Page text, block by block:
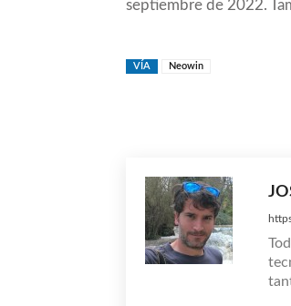
septiembre de 2022.
VÍA Neowin